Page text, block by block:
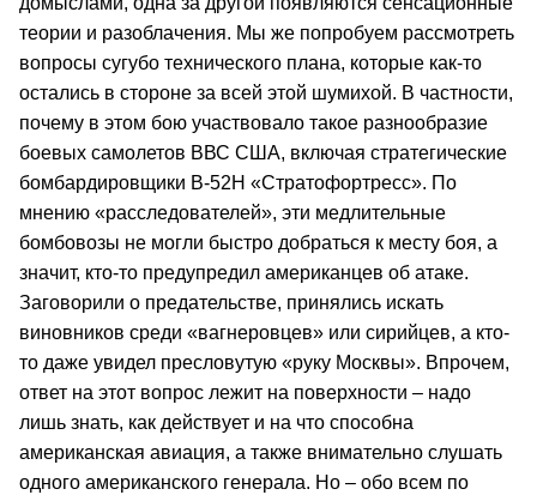
теории и разоблачения. Мы же попробуем рассмотреть
вопросы сугубо технического плана, которые как-то
остались в стороне за всей этой шумихой. В частности,
почему в этом бою участвовало такое разнообразие
боевых самолетов ВВС США, включая стратегические
бомбардировщики В-52Н «Стратофортресс». По
мнению «расследователей», эти медлительные
бомбовозы не могли быстро добраться к месту боя, а
значит, кто-то предупредил американцев об атаке.
Заговорили о предательстве, принялись искать
виновников среди «вагнеровцев» или сирийцев, а кто-
то даже увидел пресловутую «руку Москвы». Впрочем,
ответ на этот вопрос лежит на поверхности – надо
лишь знать, как действует и на что способна
американская авиация, а также внимательно слушать
одного американского генерала. Но – обо всем по